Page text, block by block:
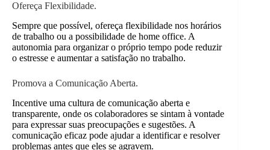
Ofereça Flexibilidade.
Sempre que possível, ofereça flexibilidade nos horários
de trabalho ou a possibilidade de home office. A
autonomia para organizar o próprio tempo pode reduzir
o estresse e aumentar a satisfação no trabalho.
Promova a Comunicação Aberta.
Incentive uma cultura de comunicação aberta e
transparente, onde os colaboradores se sintam à vontade
para expressar suas preocupações e sugestões. A
comunicação eficaz pode ajudar a identificar e resolver
problemas antes que eles se agravem.